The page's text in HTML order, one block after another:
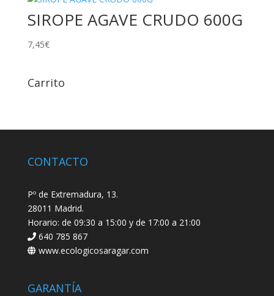
SIROPE AGAVE CRUDO 600G
7,45€
Carrito
CONTACTO
Pº de Extremadura, 13.
28011 Madrid.
Horario: de 09:30 a 15:00 y de 17:00 a 21:00
640 785 867
www.ecologicosaragar.com
GARANTÍA